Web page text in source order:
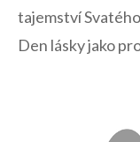
tajemství
⁢Den lásky jako